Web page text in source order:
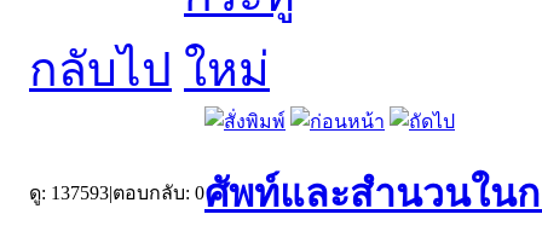
กลับไป
ดู: 137593|ตอบกลับ: 0ศัพท์และสำนวนในก